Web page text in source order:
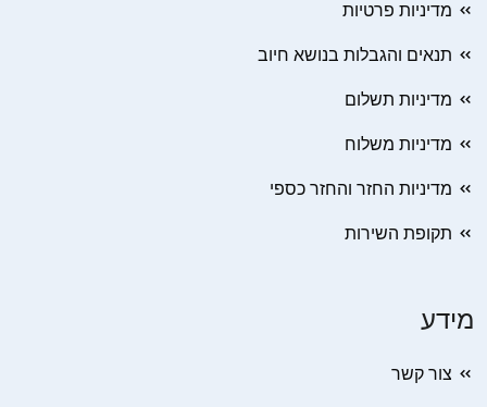
מדיניות פרטיות
תנאים והגבלות בנושא חיוב
מדיניות תשלום
מדיניות משלוח
מדיניות החזר והחזר כספי
תקופת השירות
מידע
צור קשר